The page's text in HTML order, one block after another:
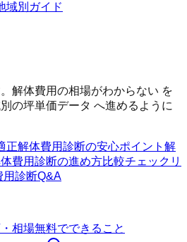
域別ガイド
解体費用の相場がわからない を
の坪単価データ へ進めるように
正解体費用診断の安心ポイント 解
費用診断の進め方比較チェックリ
用診断Q&A
相場無料でできること